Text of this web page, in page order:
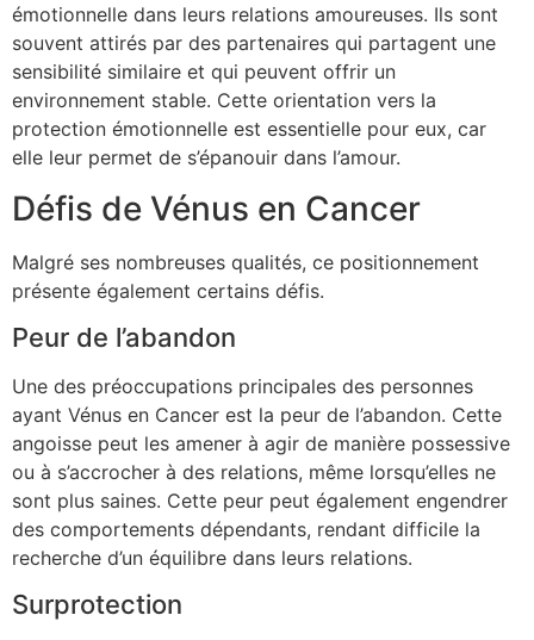
émotionnelle dans leurs relations amoureuses. Ils sont
souvent attirés par des partenaires qui partagent une
sensibilité similaire et qui peuvent offrir un
environnement stable. Cette orientation vers la
protection émotionnelle est essentielle pour eux, car
elle leur permet de s’épanouir dans l’amour.
Défis de Vénus en Cancer
Malgré ses nombreuses qualités, ce positionnement
présente également certains défis.
Peur de l’abandon
Une des préoccupations principales des personnes
ayant Vénus en Cancer est la peur de l’abandon. Cette
angoisse peut les amener à agir de manière possessive
ou à s’accrocher à des relations, même lorsqu’elles ne
sont plus saines. Cette peur peut également engendrer
des comportements dépendants, rendant difficile la
recherche d’un équilibre dans leurs relations.
Surprotection